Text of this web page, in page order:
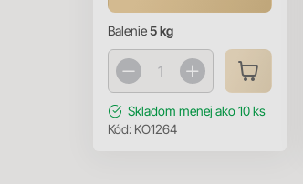
Balenie5 kg
Skladom menej ako 10 ks
Kód: KO1264